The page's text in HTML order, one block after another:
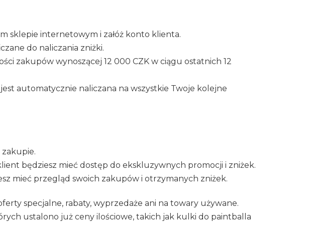
sklepie internetowym i załóż konto klienta.
do naliczania zniżki.
zakupów wynoszącej 12 000 CZK w ciągu ostatnich 12
jest automatycznie naliczana na wszystkie Twoje kolejne
zakupie.
będziesz mieć dostęp do ekskluzywnych promocji i zniżek.
mieć przegląd swoich zakupów i otrzymanych zniżek.
specjalne, rabaty, wyprzedaże ani na towary używane.
ustalono już ceny ilościowe, takich jak kulki do paintballa